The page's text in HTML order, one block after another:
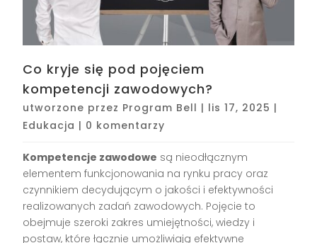
Co kryje się pod pojęciem
kompetencji zawodowych?
utworzone przez Program Bell | lis 17, 2025 |
Edukacja | 0 komentarzy
Kompetencje zawodowe są nieodłącznym
elementem funkcjonowania na rynku pracy oraz
czynnikiem decydującym o jakości i efektywności
realizowanych zadań zawodowych. Pojęcie to
obejmuje szeroki zakres umiejętności, wiedzy i
postaw, które łącznie umożliwiają efektywne